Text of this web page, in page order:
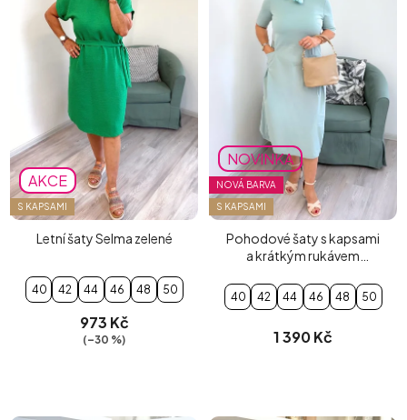
AKCE
S KAPSAMI
Letní šaty Selma zelené
40 42 44 46 48 50
973 Kč
(–30 %)
NOVINKA
NOVÁ BARVA
S KAPSAMI
Pohodové šaty s kapsami
a krátkým rukávem
40 42 44 46 48 50
1 390 Kč